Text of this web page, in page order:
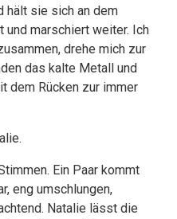
hält sie sich an dem
marschiert weiter. Ich
drehe mich zur
das kalte Metall und
dem Rücken zur immer
Ein Paar kommt
eng umschlungen,
Natalie lässt die